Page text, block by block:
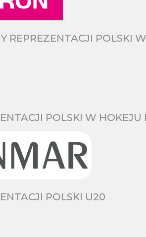
REPREZENTACJI POLSKI
POLSKI W
POLSKI U20